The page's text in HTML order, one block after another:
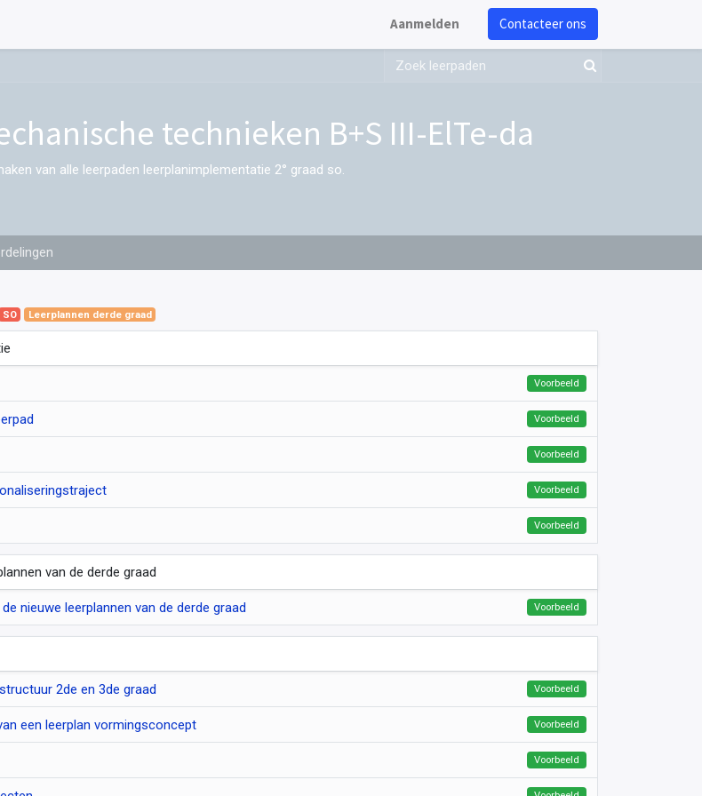
Aanmelden Contacteer ons
technieken B+S III-ElTe-da
van alle leerpaden leerplanimplementatie 2° graad so.
SO Leerplannen derde graad
Voorbeeld
Voorbeeld
Voorbeeld
Voorbeeld
Voorbeeld
van de derde graad
nieuwe leerplannen van de derde graad Voorbeeld
2de en 3de graad Voorbeeld
een leerplan vormingsconcept Voorbeeld
Voorbeeld